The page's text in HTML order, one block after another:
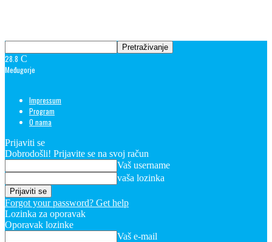
28.8 C
Međugorje
Impressum
Program
O nama
Prijaviti se
Dobrodošli! Prijavite se na svoj račun
Vaš username
vaša lozinka
Forgot your password? Get help
Lozinka za oporavak
Oporavak lozinke
Vaš e-mail